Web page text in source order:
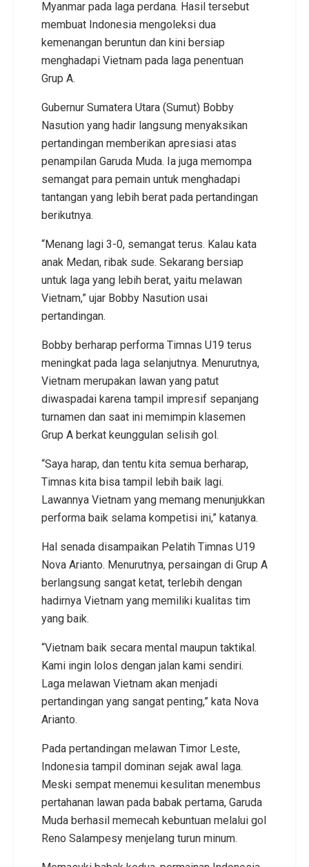
Myanmar pada laga perdana. Hasil tersebut
membuat Indonesia mengoleksi dua
kemenangan beruntun dan kini bersiap
menghadapi Vietnam pada laga penentuan
Grup A.
Gubernur Sumatera Utara (Sumut) Bobby
Nasution yang hadir langsung menyaksikan
pertandingan memberikan apresiasi atas
penampilan Garuda Muda. Ia juga memompa
semangat para pemain untuk menghadapi
tantangan yang lebih berat pada pertandingan
berikutnya.
“Menang lagi 3-0, semangat terus. Kalau kata
anak Medan, ribak sude. Sekarang bersiap
untuk laga yang lebih berat, yaitu melawan
Vietnam,” ujar Bobby Nasution usai
pertandingan.
Bobby berharap performa Timnas U19 terus
meningkat pada laga selanjutnya. Menurutnya,
Vietnam merupakan lawan yang patut
diwaspadai karena tampil impresif sepanjang
turnamen dan saat ini memimpin klasemen
Grup A berkat keunggulan selisih gol.
“Saya harap, dan tentu kita semua berharap,
Timnas kita bisa tampil lebih baik lagi.
Lawannya Vietnam yang memang menunjukkan
performa baik selama kompetisi ini,” katanya.
Hal senada disampaikan Pelatih Timnas U19
Nova Arianto. Menurutnya, persaingan di Grup A
berlangsung sangat ketat, terlebih dengan
hadirnya Vietnam yang memiliki kualitas tim
yang baik.
“Vietnam baik secara mental maupun taktikal.
Kami ingin lolos dengan jalan kami sendiri.
Laga melawan Vietnam akan menjadi
pertandingan yang sangat penting,” kata Nova
Arianto.
Pada pertandingan melawan Timor Leste,
Indonesia tampil dominan sejak awal laga.
Meski sempat menemui kesulitan menembus
pertahanan lawan pada babak pertama, Garuda
Muda berhasil memecah kebuntuan melalui gol
Reno Salampesy menjelang turun minum.